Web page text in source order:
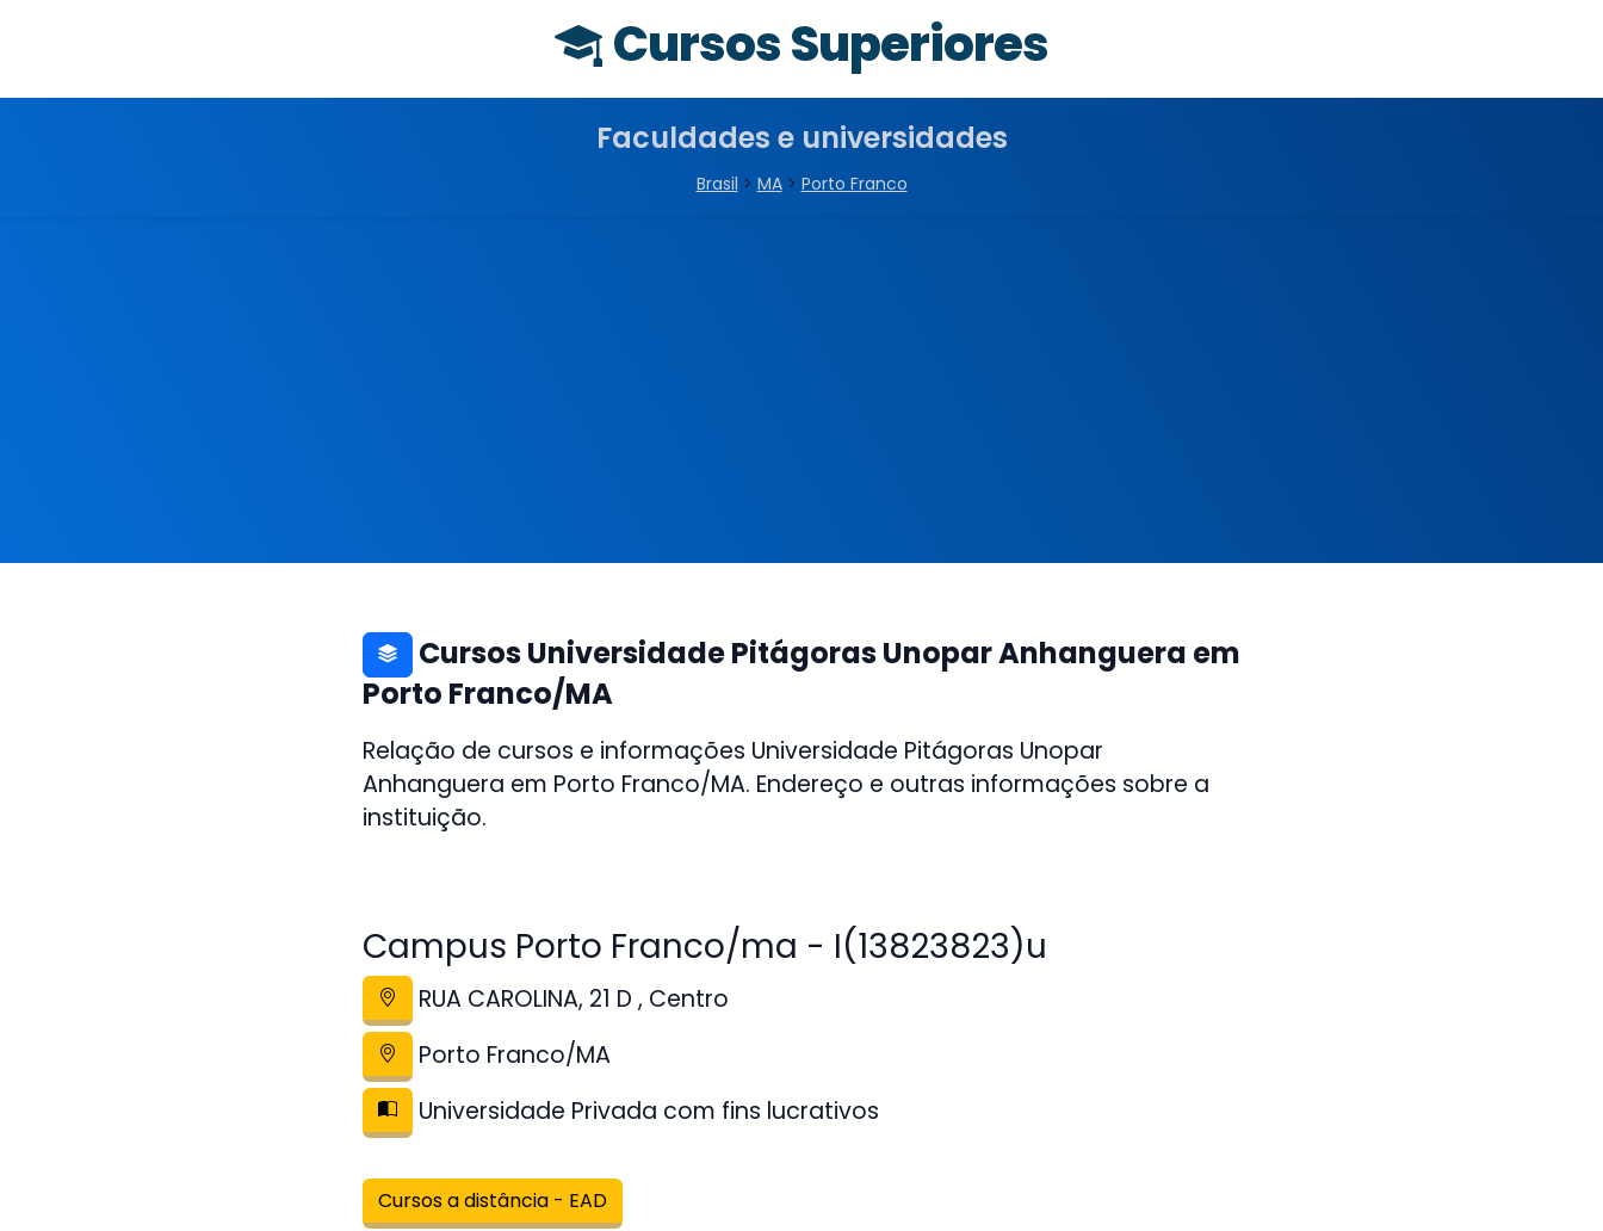
Cursos Superiores
Faculdades e universidades
Brasil > MA> Porto Franco
Cursos Universidade Pitágoras Unopar Anhanguera em
Porto Franco/MA
Relação de cursos e informações Universidade Pitágoras Unopar
Anhanguera em Porto Franco/MA. Endereço e outras informações sobre a
instituição.
Campus Porto Franco/ma - I(13823823)u
RUA CAROLINA, 21 D , Centro
Porto Franco/MA
Universidade Privada com fins lucrativos
Cursos a distância - EAD